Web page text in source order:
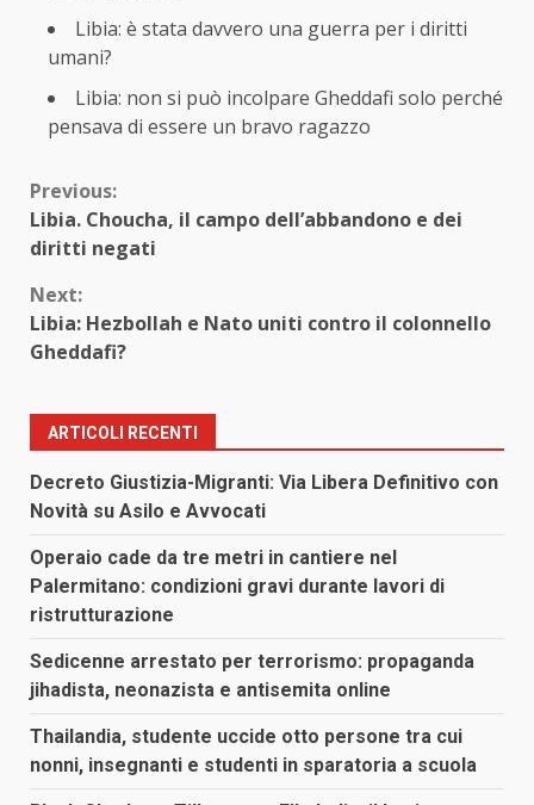
Libia: è stata davvero una guerra per i diritti
umani?
Libia: non si può incolpare Gheddafi solo perché
pensava di essere un bravo ragazzo
Continue
Reading
Previous:
Libia. Choucha, il campo dell’abbandono e dei
diritti negati
Next:
Libia: Hezbollah e Nato uniti contro il colonnello
Gheddafi?
ARTICOLI RECENTI
Decreto Giustizia-Migranti: Via Libera Definitivo con
Novità su Asilo e Avvocati
Operaio cade da tre metri in cantiere nel
Palermitano: condizioni gravi durante lavori di
ristrutturazione
Sedicenne arrestato per terrorismo: propaganda
jihadista, neonazista e antisemita online
Thailandia, studente uccide otto persone tra cui
nonni, insegnanti e studenti in sparatoria a scuola